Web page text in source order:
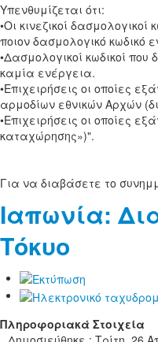
Υπενθυμίζεται ότι:
•Οι κινεζικοί
ποιον δασμολογικό κωδικό
•Δασμολογικοί κωδικοί
καμία ενέργεια.
•Επιχειρήσεις οι οποίες
αρμοδίων εθνικών Αρχών
•Επιχειρήσεις οι οποίες
καταχώρησης»)".
Για να διαβάσετε το
Ιαπωνία:
Τόκυο
Πληροφοριακά Στοιχεία